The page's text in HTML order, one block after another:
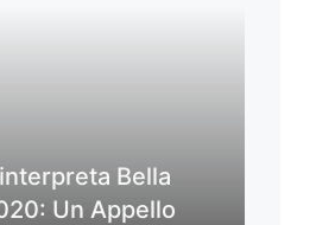
Bella
Un Appello